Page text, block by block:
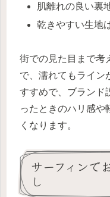
肌離れの良い裏
乾きやすい生地
街での見た目まで考
で、濡れてもライン
すすめで、ブランド
ったときのハリ感や
くなります。
サーフィンで
し